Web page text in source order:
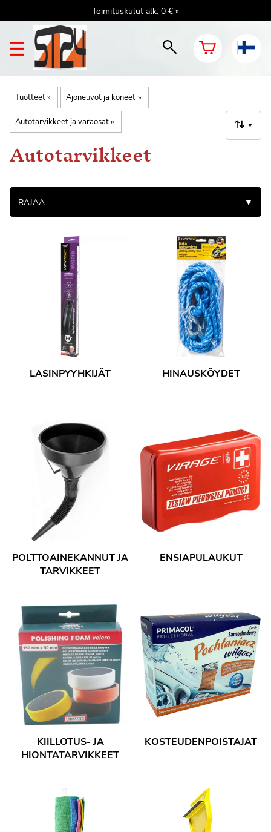
Toimituskulut alk. 0 € »
Tuotteet‪» Ajoneuvot ja koneet ‪»
Autotarvikkeet ja varaosat‪» ▼
Autotarvikkeet
RAJAA ▼
LASINPYYHKIJÄT HINAUSKÖYDET
POLTTOAINEKANNUT JA
TARVIKKEET
ENSIAPULAUKUT
KIILLOTUS- JA
HIONTATARVIKKEET
KOSTEUDENPOISTAJAT